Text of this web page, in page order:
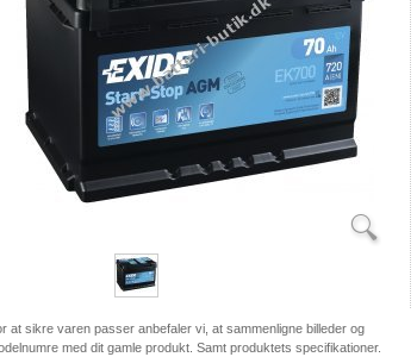
at sikre varen passer anbefaler vi, at sammenligne billeder og
med dit gamle produkt. Samt produktets specifikationer.